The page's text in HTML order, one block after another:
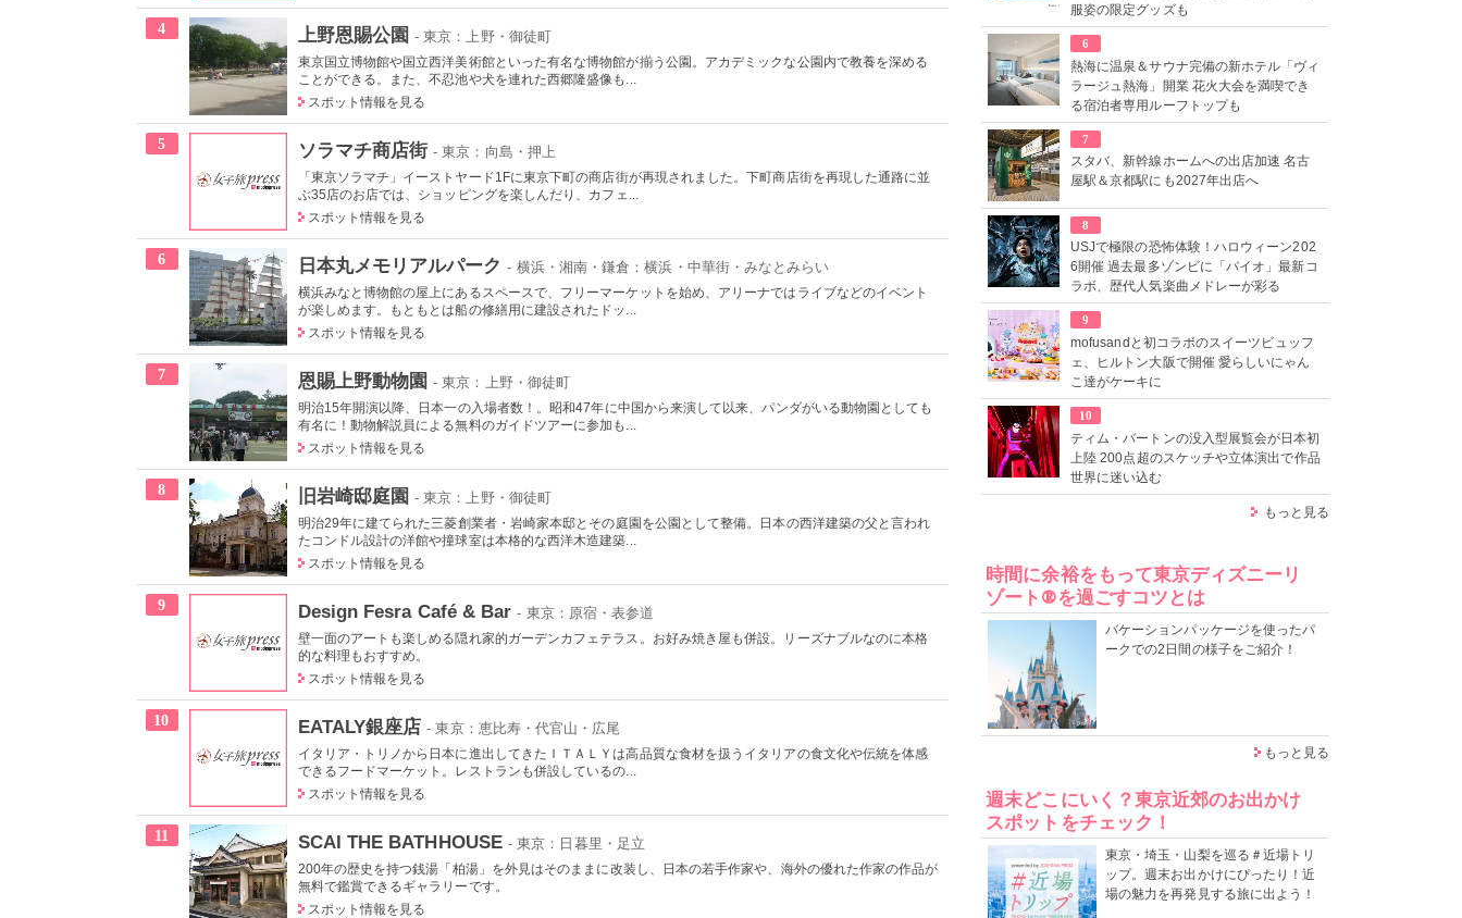
4 上野恩賜公園 - 東京：上野・御徒町
東京国立博物館や国立西洋美術館といった有名な博物館が揃う公園。アカデミックな公園内で教養を深める
ことができる。また、不忍池や犬を連れた西郷隆盛像も...
スポット情報を見る
5 ソラマチ商店街 - 東京：向島・押上
「東京ソラマチ」イーストヤード1Fに東京下町の商店街が再現されました。下町商店街を再現した通路に並
ぶ35店のお店では、ショッピングを楽しんだり、カフェ...
スポット情報を見る
6 日本丸メモリアルパーク - 横浜・湘南・鎌倉：横浜・中華街・みなとみらい
横浜みなと博物館の屋上にあるスペースで、フリーマーケットを始め、アリーナではライブなどのイベント
が楽しめます。もともとは船の修繕用に建設されたドッ...
スポット情報を見る
7 恩賜上野動物園 - 東京：上野・御徒町
明治15年開演以降、日本一の入場者数！。昭和47年に中国から来演して以来、パンダがいる動物園としても
有名に！動物解説員による無料のガイドツアーに参加も...
スポット情報を見る
8 旧岩崎邸庭園 - 東京：上野・御徒町
明治29年に建てられた三菱創業者・岩崎家本邸とその庭園を公園として整備。日本の西洋建築の父と言われ
たコンドル設計の洋館や撞球室は本格的な西洋木造建築...
スポット情報を見る
9 Design Fesra Café & Bar - 東京：原宿・表参道
壁一面のアートも楽しめる隠れ家的ガーデンカフェテラス。お好み焼き屋も併設。リーズナブルなのに本格
的な料理もおすすめ。
スポット情報を見る
10 EATALY銀座店 - 東京：恵比寿・代官山・広尾
イタリア・トリノから日本に進出してきたＩＴＡＬＹは高品質な食材を扱うイタリアの食文化や伝統を体感
できるフードマーケット。レストランも併設しているの...
スポット情報を見る
11 SCAI THE BATHHOUSE - 東京：日暮里・足立
200年の歴史を持つ銭湯「柏湯」を外見はそのままに改装し、日本の若手作家や、海外の優れた作家の作品が
無料で鑑賞できるギャラリーです。
スポット情報を見る
服姿の限定グッズも
6
熱海に温泉＆サウナ完備の新ホテル「ヴィ
ラージュ熱海」開業 花火大会を満喫でき
る宿泊者専用ルーフトップも
7
スタバ、新幹線ホームへの出店加速 名古
屋駅＆京都駅にも2027年出店へ
8
USJで極限の恐怖体験！ハロウィーン202
6開催 過去最多ゾンビに「バイオ」最新コ
ラボ、歴代人気楽曲メドレーが彩る
9
mofusandと初コラボのスイーツビュッフ
ェ、ヒルトン大阪で開催 愛らしいにゃん
こ達がケーキに
10
ティム・バートンの没入型展覧会が日本初
上陸 200点超のスケッチや立体演出で作品
世界に迷い込む
もっと見る
時間に余裕をもって東京ディズニーリ
ゾート®を過ごすコツとは
バケーションパッケージを使ったパ
ークでの2日間の様子をご紹介！
もっと見る
週末どこにいく？東京近郊のお出かけ
スポットをチェック！
東京・埼玉・山梨を巡る＃近場トリ
ップ。週末お出かけにぴったり！近
場の魅力を再発見する旅に出よう！